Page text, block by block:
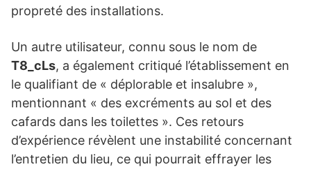
propreté des installations.
Un autre utilisateur, connu sous le nom de
T8_cLs, a également critiqué l’établissement en
le qualifiant de « déplorable et insalubre »,
mentionnant « des excréments au sol et des
cafards dans les toilettes ». Ces retours
d’expérience révèlent une instabilité concernant
l’entretien du lieu, ce qui pourrait effrayer les